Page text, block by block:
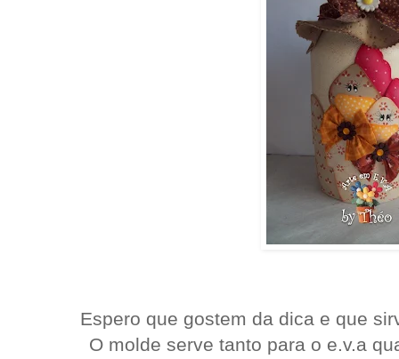
Espero que gostem da dica e que
O molde serve tanto para o e.v.a